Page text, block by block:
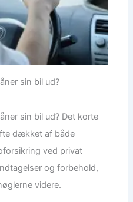
sin bil ud?
sin bil ud? Det korte
dækket af både
ved privat
og forbehold,
videre.